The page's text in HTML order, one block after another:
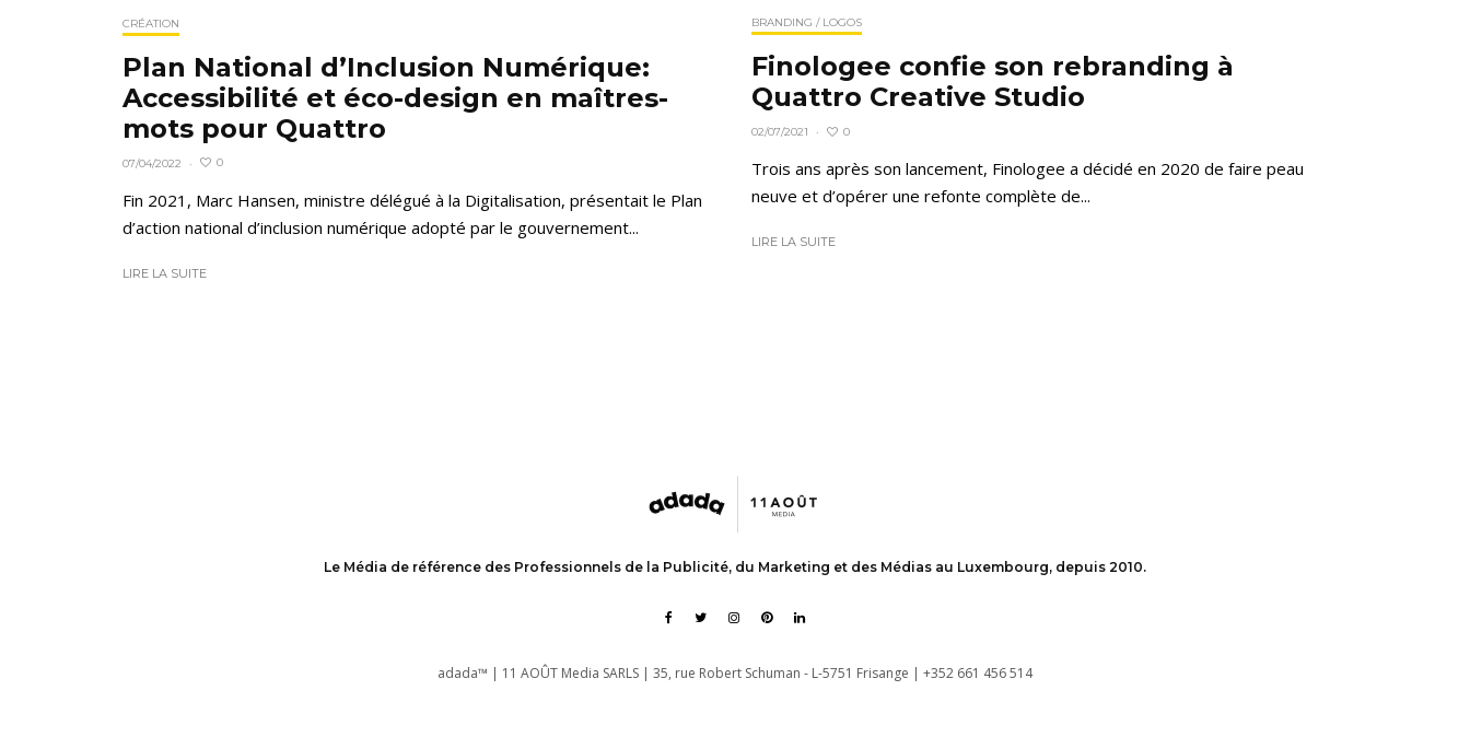
CRÉATION
Plan National d’Inclusion Numérique:
Accessibilité et éco-design en maîtres-
mots pour Quattro
07/04/2022 · 0
Fin 2021, Marc Hansen, ministre délégué à la Digitalisation, présentait le Plan
d’action national d’inclusion numérique adopté par le gouvernement...
LIRE LA SUITE
BRANDING / LOGOS
Finologee confie son rebranding à
Quattro Creative Studio
02/07/2021 · 0
Trois ans après son lancement, Finologee a décidé en 2020 de faire peau
neuve et d’opérer une refonte complète de...
LIRE LA SUITE
Le Média de référence des Professionnels de la Publicité, du Marketing et des Médias au Luxembourg, depuis 2010.
adada™ | 11 AOÛT Media SARLS | 35, rue Robert Schuman - L-5751 Frisange | +352 661 456 514